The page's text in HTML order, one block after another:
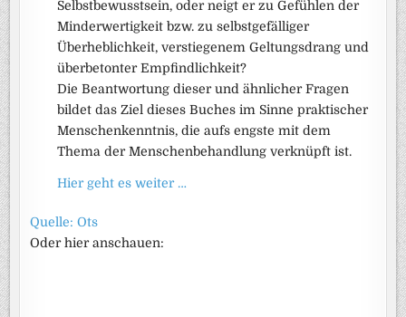
Selbstbewusstsein, oder neigt er zu Gefühlen der
Minderwertigkeit bzw. zu selbstgefälliger
Überheblichkeit, verstiegenem Geltungsdrang und
überbetonter Empfindlichkeit?
Die Beantwortung dieser und ähnlicher Fragen
bildet das Ziel dieses Buches im Sinne praktischer
Menschenkenntnis, die aufs engste mit dem
Thema der Menschenbehandlung verknüpft ist.
Hier geht es weiter …
Quelle: Ots
Oder hier anschauen: